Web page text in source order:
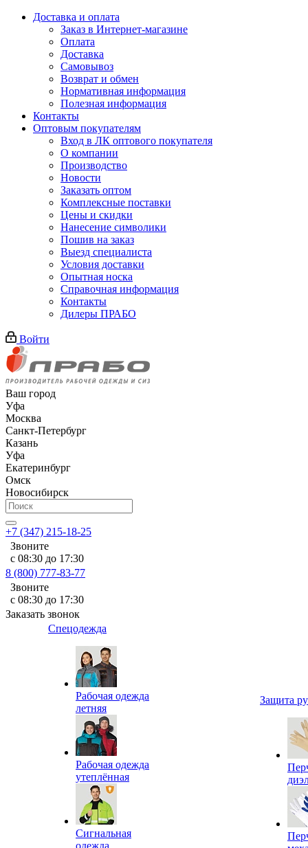
Доставка и оплата
Заказ в Интернет-магазине
Оплата
Доставка
Самовывоз
Возврат и обмен
Нормативная информация
Полезная информация
Контакты
Оптовым покупателям
Вход в ЛК оптового покупателя
О компании
Производство
Новости
Заказать оптом
Комплексные поставки
Цены и скидки
Нанесение символики
Пошив на заказ
Выезд специалиста
Условия доставки
Опытная носка
Справочная информация
Контакты
Дилеры ПРАБО
Войти
Ваш город
Уфа
Москва
Санкт-Петербург
Казань
Уфа
Екатеринбург
Омск
Новосибирск
+7 (347) 215-18-25
Звоните
с 08:30 до 17:30
8 (800) 777-83-77
Звоните
с 08:30 до 17:30
Заказать звонок
Спецодежда
Рабочая одежда
летняя
Рабочая одежда
утеплённая
Сигнальная
одежда
Защита